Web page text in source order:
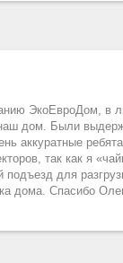
ЭкоЕвроДом, в
дом. Были
аккуратные
так как я
подъезд для
дома. Спасибо